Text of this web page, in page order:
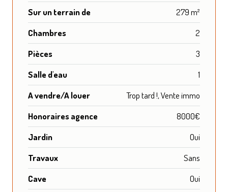
Sur un terrain de
279 m²
Chambres
2
Pièces
3
Salle d'eau
1
A vendre/A louer
Trop tard !, Vente immo
Honoraires agence
8000€
Jardin
Oui
Travaux
Sans
Cave
Oui